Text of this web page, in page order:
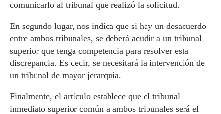
comunicarlo al tribunal que realizó la solicitud.
En segundo lugar, nos indica que si hay un desacuerdo
entre ambos tribunales, se deberá acudir a un tribunal
superior que tenga competencia para resolver esta
discrepancia. Es decir, se necesitará la intervención de
un tribunal de mayor jerarquía.
Finalmente, el artículo establece que el tribunal
inmediato superior común a ambos tribunales será el